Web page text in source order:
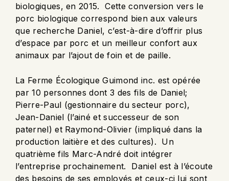
biologiques, en 2015. Cette conversion vers le
porc biologique correspond bien aux valeurs
que recherche Daniel, c’est-à-dire d’offrir plus
d’espace par porc et un meilleur confort aux
animaux par l’ajout de foin et de paille.
La Ferme Écologique Guimond inc. est opérée
par 10 personnes dont 3 des fils de Daniel;
Pierre-Paul (gestionnaire du secteur porc),
Jean-Daniel (l’ainé et successeur de son
paternel) et Raymond-Olivier (impliqué dans la
production laitière et des cultures). Un
quatrième fils Marc-André doit intégrer
l’entreprise prochainement. Daniel est à l’écoute
des besoins de ses employés et ceux-ci lui sont